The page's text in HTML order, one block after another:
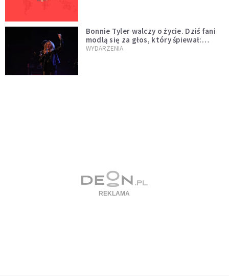
Bonnie Tyler walczy o życie. Dziś fani
modlą się za głos, który śpiewał:
"Lord, help me"
WYDARZENIA